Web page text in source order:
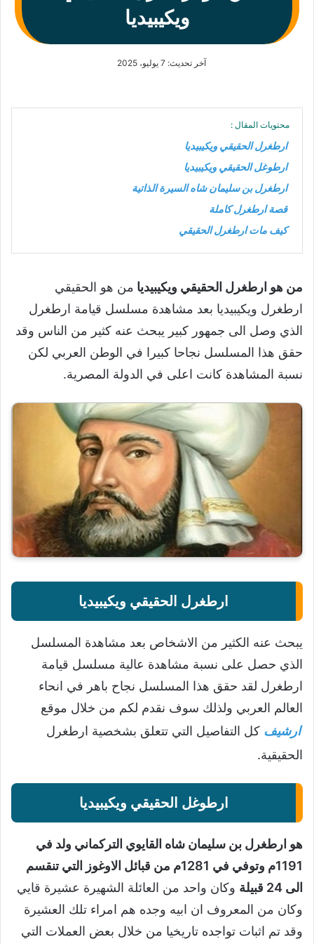
ويكيبيديا
آخر تحديث: 7 يوليو، 2025
محتويات المقال :
ارطغرل الحقيقي ويكيبيديا
ارطوغل الحقيقي ويكيبيديا
ارطغرل بن سليمان شاه السيرة الذاتية
قصة ارطغرل كاملة
كيف مات ارطغرل الحقيقي
من هو ارطغرل الحقيقي ويكيبيديا من هو الحقيقي
ارطغرل ويكيبيديا بعد مشاهدة مسلسل قيامة ارطغرل
الذي وصل الى جمهور كبير يبحث عنه كثير من الناس وقد
حقق هذا المسلسل نجاحا كبيرا في الوطن العربي لكن
نسبة المشاهدة كانت اعلى في الدولة المصرية.
ارطغرل الحقيقي ويكيبيديا
يبحث عنه الكثير من الاشخاص بعد مشاهدة المسلسل
الذي حصل على نسبة مشاهدة عالية مسلسل قيامة
ارطغرل لقد حقق هذا المسلسل نجاح باهر في انحاء
العالم العربي ولذلك سوف نقدم لكم من خلال موقع
ارشيف كل التفاصيل التي تتعلق بشخصية ارطغرل
الحقيقية.
ارطوغل الحقيقي ويكيبيديا
هو ارطغرل بن سليمان شاه القايوي التركماني ولد في
1191م وتوفي في 1281م من قبائل الاوغوز التي تنقسم
الى 24 قبيلة
وكان واحد من العائلة الشهيرة عشيرة قايي
وكان من المعروف ان ابيه وجده هم امراء تلك العشيرة
وقد تم اثبات تواجده تاريخيا من خلال بعض العملات التي